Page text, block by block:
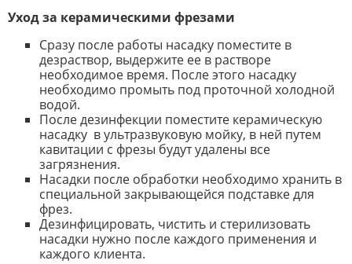
Уход за керамическими фрезами
Сразу после работы насадку поместите в
дезраствор, выдержите ее в растворе
необходимое время. После этого насадку
необходимо промыть под проточной холодной
водой.
После дезинфекции поместите керамическую
насадку в ультразвуковую мойку, в ней путем
кавитации с фрезы будут удалены все
загрязнения.
Насадки после обработки необходимо хранить в
специальной закрывающейся подставке для
фрез.
Дезинфицировать, чистить и стерилизовать
насадки нужно после каждого применения и
каждого клиента.